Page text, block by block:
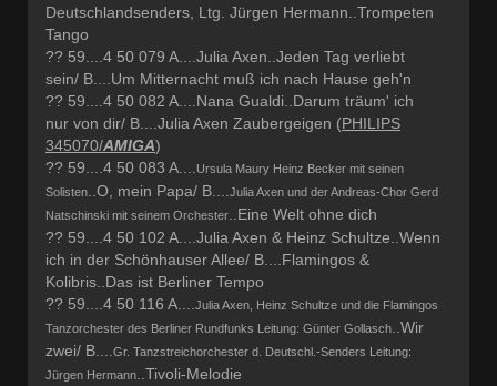
Deutschlandsenders, Ltg. Jürgen Hermann..Trompeten
Tango
?? 59....4 50 079 A....Julia Axen..Jeden Tag verliebt
sein/ B....Um Mitternacht muß ich nach Hause geh'n
?? 59....4 50 082 A....Nana Gualdi..Darum träum' ich
nur von dir/ B....Julia Axen Zaubergeigen (PHILIPS
345070/AMIGA)
?? 59....4 50 083 A....
Ursula Maury Heinz Becker mit seinen
Solisten
..O, mein Papa/ B....
Julia Axen und der Andreas-Chor Gerd
Natschinski mit seinem Orchester
..Eine Welt ohne dich
?? 59....4 50 102 A....Julia Axen & Heinz Schultze..Wenn
ich in der Schönhauser Allee/ B....Flamingos &
Kolibris..Das ist Berliner Tempo
?? 59....4 50 116 A....
Julia Axen, Heinz Schultze und die Flamingos
Tanzorchester des Berliner Rundfunks Leitung: Günter Gollasch
..Wir
zwei/ B....
Gr. Tanzstreichorchester d. Deutschl.-Senders Leitung:
Jürgen Hermann
..Tivoli-Melodie